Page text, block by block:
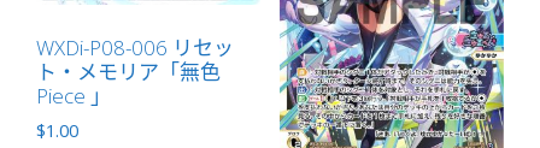
WXDi-P08-006 リセッ
ト・メモリア「無色
Piece 」
$1.00